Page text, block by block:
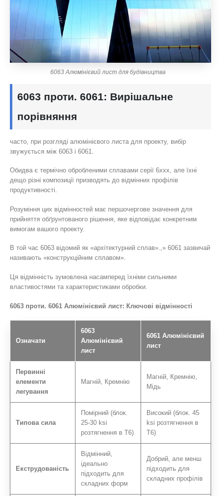
6063 Алюмінієвий лист для будівництва
6063 проти. 6061: Вирішальне
порівняння
часто, при розгляді алюмінієвого листа для проекту, вибір
звужується між 6063 і 6061.
Обидва є термічно обробленими сплавами серії 6xxx, але їхні
дещо різні композиції призводять до відмінних профілів
продуктивності.
Розуміння цих відмінностей має першочергове значення для
прийняття обґрунтованого рішення, яке відповідає конкретним
вимогам вашого проекту.
В той час 6063 відомий як «архітектурний сплав».,» 6061 зазвичай
називають «конструкційним сплавом».
Ця відмінність зумовлена ​​насамперед їхніми сильними
властивостями та характеристиками обробки.
6063 проти. 6061 Алюмінієвий лист: Ключові відмінності
Означати
6063
Алюмінієвий
лист
6061 Алюмінієвий
лист
Первинні
елементи
легування
Магній, Кремнію
Магній, Кремнію,
Мідь
Типова сила
Помірний (блок.
25-30 ksi
розтягнення в T6)
Високий (блок. 45
ksi розтягнення в
T6)
Екструдованість
Відмінний,
ідеально
підходить для
складних форм
Добрий, але менш
підходить для
складних профілів